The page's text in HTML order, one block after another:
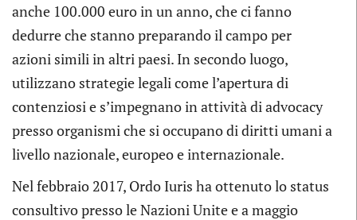
anche 100.000 euro in un anno, che ci fanno
dedurre che stanno preparando il campo per
azioni simili in altri paesi. In secondo luogo,
utilizzano strategie legali come l’apertura di
contenziosi e s’impegnano in attività di advocacy
presso organismi che si occupano di diritti umani a
livello nazionale, europeo e internazionale.
Nel febbraio 2017, Ordo Iuris ha ottenuto lo status
consultivo presso le Nazioni Unite e a maggio